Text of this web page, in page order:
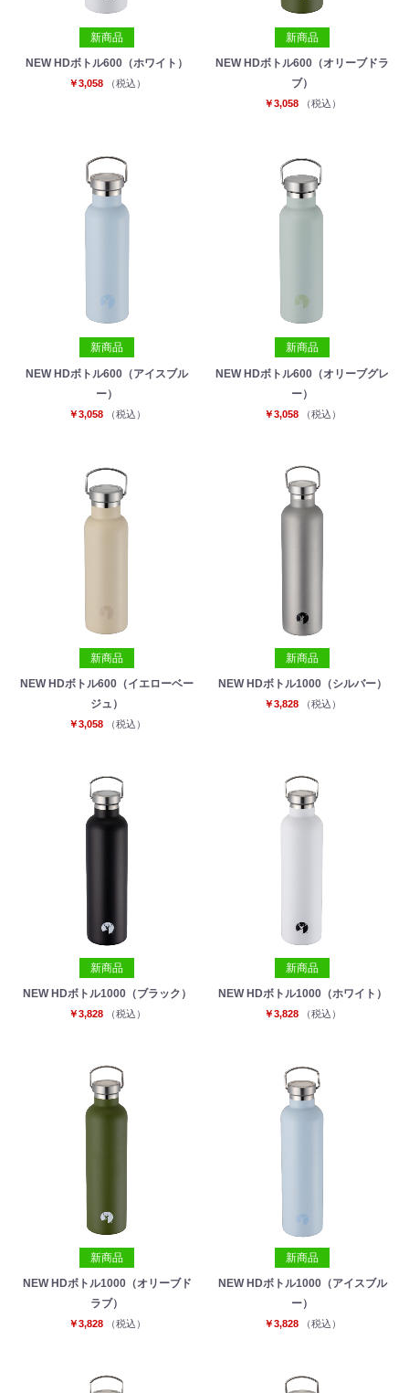
新商品
NEW HDボトル600（ホワイト）
￥3,058 （税込）
新商品
NEW HDボトル600（オリーブドラ
ブ）
￥3,058 （税込）
新商品
NEW HDボトル600（アイスブル
ー）
￥3,058 （税込）
新商品
NEW HDボトル600（オリーブグレ
ー）
￥3,058 （税込）
新商品
NEW HDボトル600（イエローベー
ジュ）
￥3,058 （税込）
新商品
NEW HDボトル1000（シルバー）
￥3,828 （税込）
新商品
NEW HDボトル1000（ブラック）
￥3,828 （税込）
新商品
NEW HDボトル1000（ホワイト）
￥3,828 （税込）
新商品
NEW HDボトル1000（オリーブド
ラブ）
￥3,828 （税込）
新商品
NEW HDボトル1000（アイスブル
ー）
￥3,828 （税込）